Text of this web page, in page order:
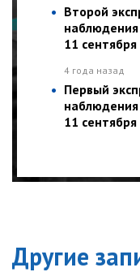
Второй
11
4 года назад
Первый
11
Другие